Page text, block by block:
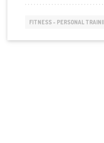
ΣΤΗΝ
FITNESS - PERSONAL